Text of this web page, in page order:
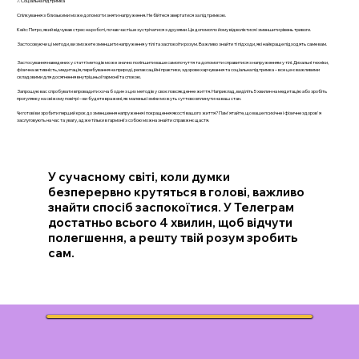
Спілкування з близькими може допомогти зняти напруження. Не бійтеся звертатися за підтримкою.
Кейс: Петро, який відчував стрес на роботі, почав частіше зустрічатися з друзями. Це допомогло йому відволіктися і зменшити рівень тривоги.
Застосовуючи ці методи, ви зможете зменшити напруження у тілі та заспокоїти розум. Важливо знайти ті підходи, які найкраще підходять саме вам.
Застосування наведених у статті методів може значно поліпшити ваше самопочуття та допомогти справитися з напруженням у тілі. Дихальні техніки,
фізична активність, медитація, перебування на природі, релаксаційні практики, здорове харчування та соціальна підтримка – все це є важливими
складовими для досягнення внутрішньої гармонії та спокою.
Запрошую вас спробувати впровадити хоча б один з цих методів у своє повсякденне життя. Наприклад, виділіть 5 хвилин на медитацію або зробіть
прогулянку на свіжому повітрі – ви будете вражені, як маленькі зміни можуть суттєво вплинути на ваш стан.
Чи готові ви зробити перший крок до зменшення напруження і покращення якості вашого життя? Пам'ятайте, що ваше психічне і фізичне здоров'я
заслуговують на час та увагу, адже тільки в гармонії з собою можна знайти справжнє щастя.
У сучасному світі, коли думки
безперервно крутяться в голові, важливо
знайти спосіб заспокоїтися. У Телеграм
достатньо всього 4 хвилин, щоб відчути
полегшення, а решту твій розум зробить
сам.